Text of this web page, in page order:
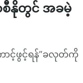
စီနိုတွင် အခမဲ့
ောင့်ဖွင့်ရန်”ခလုတ်ကို